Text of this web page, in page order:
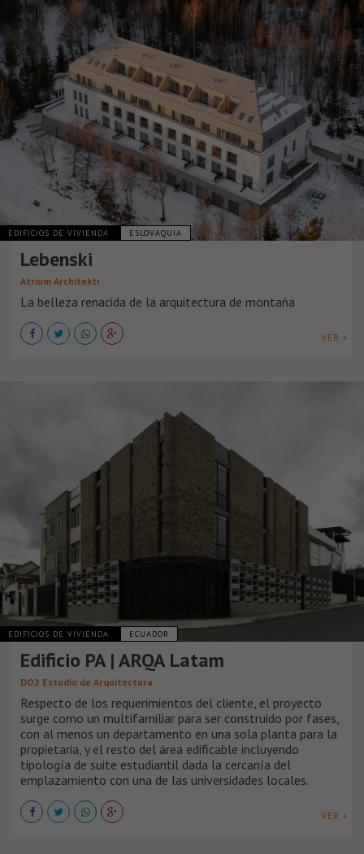
EDIFICIOS DE VIVIENDA ESLOVAQUIA
Lebenski
Atrium Architekti
La belleza renacida de la arquitectura de montaña
VER +
EDIFICIOS DE VIVIENDA ECUADOR
Edificio PA | ARQA Latam
DO2 Estudio de Arquitectura
Respecto de los requerimientos del cliente, el proyecto
surge como un multifamiliar para ser construido por fases,
con al menos un departamento en una sola planta para la
propietaria, y el resto del área edificable incluyendo
tipología de suite estudiantil dada la cercanía del
emplazamiento con una de las universidades locales.
VER +